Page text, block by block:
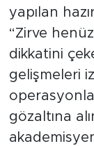
yapılan
“Zirve
dikkatini
gelişmeleri
gözaltına